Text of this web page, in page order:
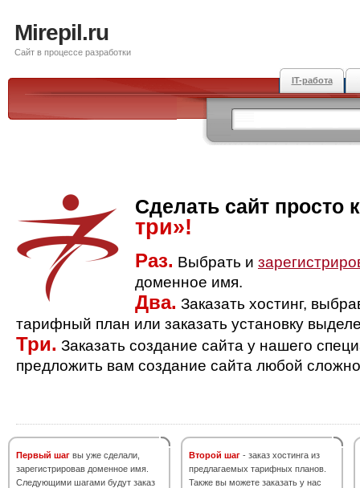
Mirepil.ru
Сайт в процессе разработки
IT-работа
Сделать сайт просто
три»!
Раз. Выбрать и
доменное имя.
Два. Заказать хостинг,
тарифный план или заказать установку
Три. Заказать создание сайта у нашего
предложить вам создание сайта любой
Первый шаг вы уже сделали,
зарегистрировав доменное имя.
Следующими шагами будут заказ
Второй шаг - заказ хостинга из
предлагаемых тарифных планов.
Также вы можете заказать у нас